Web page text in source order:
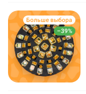
–39%
Больше выбора